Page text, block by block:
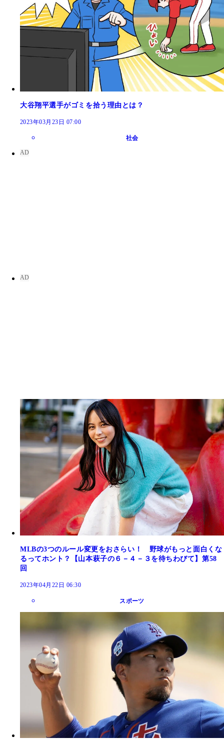
大谷翔平選手がゴミを拾う理由とは？
2023年03月23日 07:00
社会
MLBの3つのルール変更をおさらい！ 野球がもっと面白くな
るってホント？【山本萩子の６－４－３を待ちわびて】第58
回
2023年04月22日 06:30
スポーツ